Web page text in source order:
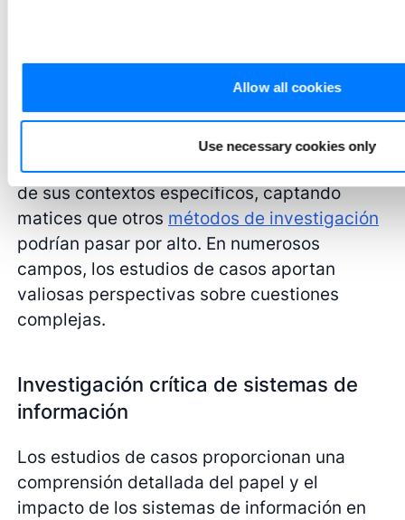
Allow all cookies
Use necessary cookies only
contextual que ofrecen los estudios de caso
hacen de este enfoque un excelente método
de investigación para diversos campos de
estudio. Permiten a los investigadores
investigar fenómenos del mundo real dentro
de sus contextos específicos, captando
matices que otros métodos de investigación
podrían pasar por alto. En numerosos
campos, los estudios de casos aportan
valiosas perspectivas sobre cuestiones
complejas.
Investigación crítica de sistemas de
información
Los estudios de casos proporcionan una
comprensión detallada del papel y el
impacto de los sistemas de información en